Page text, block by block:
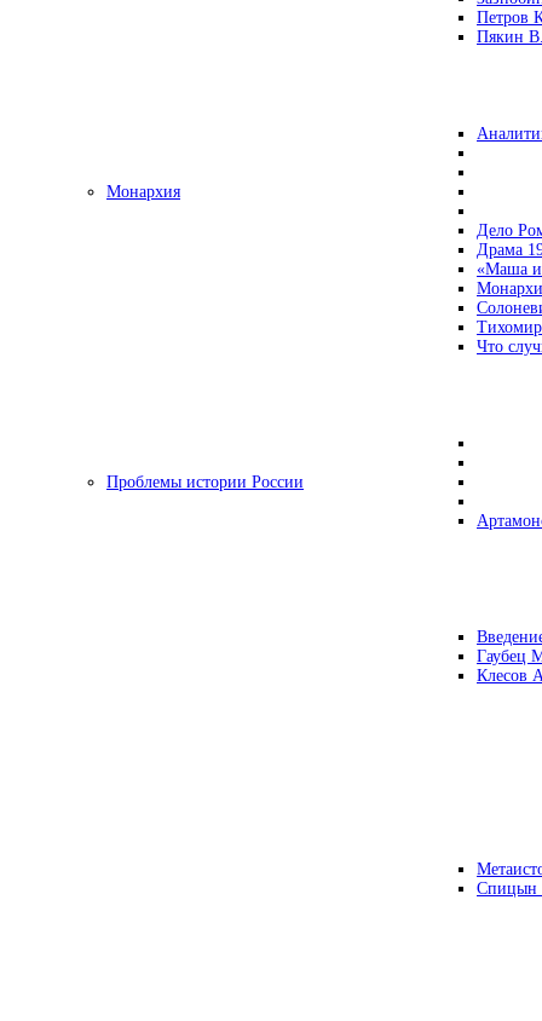
Петров
Пякин
Монархия
Дело
Драма
«Маша и
Что
Проблемы истории России
Гаубец
Клесов